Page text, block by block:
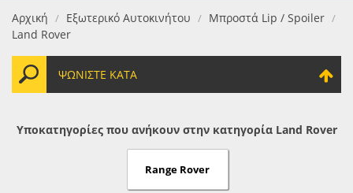
Αρχική / Εξωτερικό Αυτοκινήτου / Μπροστά Lip / Spoiler /
Land Rover
ΨΩΝΊΣΤΕ ΚΑΤΆ
Υποκατηγορίες που ανήκουν στην κατηγορία Land Rover
Range Rover